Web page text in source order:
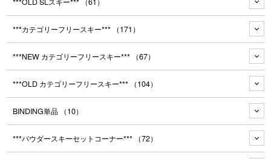
***カテゴリーフリースキー*** （171）
***NEW カテゴリーフリースキー*** （67）
***OLD カテゴリーフリースキー*** （104）
BINDING単品 （10）
***パウダースキーセットコーナー*** （72）